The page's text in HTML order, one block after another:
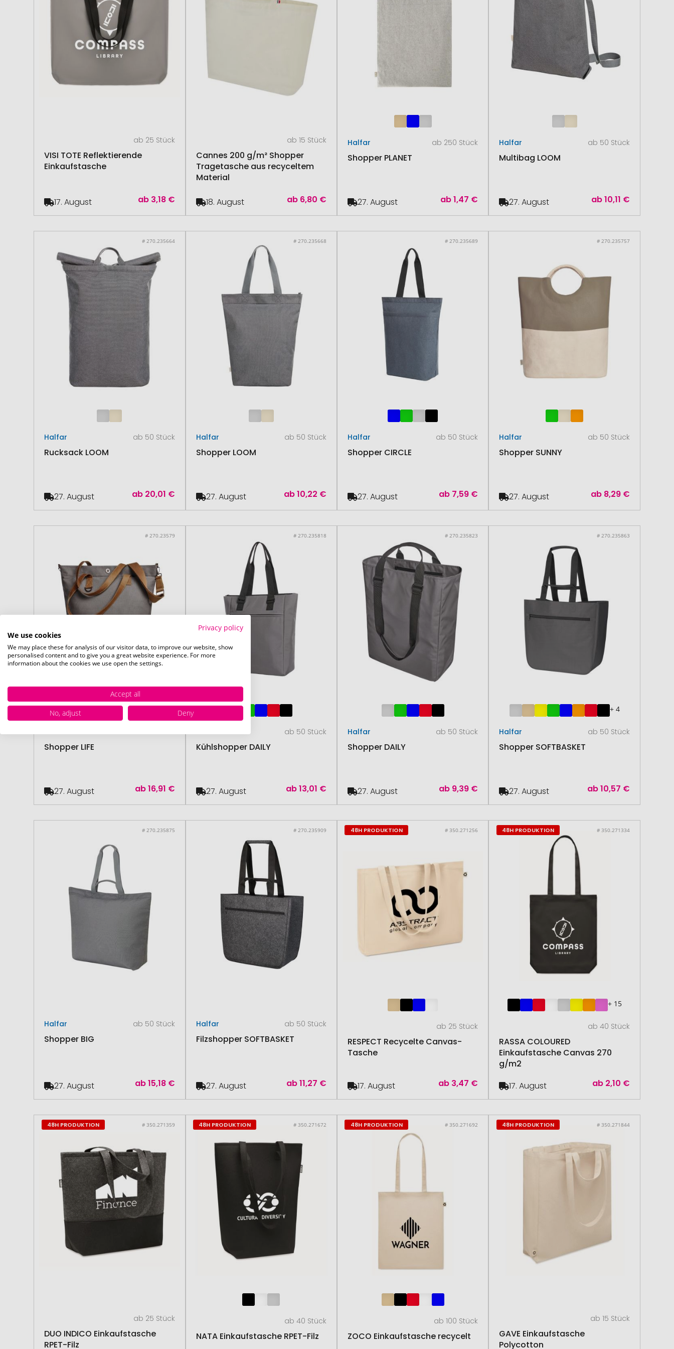
ab 25 Stück
VISI TOTE Reflektierende
Einkaufstasche
ab 3,18 €
17. August
ab 15 Stück
Cannes 200 g/m² Shopper
Tragetasche aus recyceltem
Material
ab 6,80 €
18. August
Halfar ab 250 Stück
Shopper PLANET
ab1,47 €
27. August
Halfar ab 50 Stück
Multibag LOOM
ab10,11 €
27. August
# 270.235664
Halfar ab 50 Stück
Rucksack LOOM
ab 20,01 €
27. August
# 270.235668
Halfar ab 50 Stück
Shopper LOOM
ab10,22 €
27. August
# 270.235689
Halfar ab 50 Stück
Shopper CIRCLE
ab 7,59 €
27. August
# 270.235757
Halfar ab 50 Stück
Shopper SUNNY
ab 8,29 €
27. August
# 270.23579
Halfar ab 50 Stück
Shopper LIFE
ab16,91 €
27. August
# 270.235818
Halfar ab 50 Stück
Kühlshopper DAILY
ab13,01 €
27. August
# 270.235823
Halfar ab 50 Stück
Shopper DAILY
ab 9,39 €
27. August
# 270.235863
+ 4
Halfar ab 50 Stück
Shopper SOFTBASKET
ab10,57 €
27. August
# 270.235875
Halfar ab 50 Stück
Shopper BIG
ab15,18 €
27. August
# 270.235909
Halfar ab 50 Stück
Filzshopper SOFTBASKET
ab11,27 €
27. August
48H PRODUKTION # 350.271256
ab 25 Stück
RESPECT Recycelte Canvas-
Tasche
ab 3,47 €
17. August
48H PRODUKTION # 350.271334
+ 15
ab 40 Stück
RASSA COLOURED
Einkaufstasche Canvas 270
g/m2
ab 2,10 €
17. August
48H PRODUKTION # 350.271359
ab 25 Stück
DUO INDICO Einkaufstasche
RPET-Filz
48H PRODUKTION # 350.271672
ab 40 Stück
NATA Einkaufstasche RPET-Filz
48H PRODUKTION # 350.271692
ab 100 Stück
ZOCO Einkaufstasche recycelt
48H PRODUKTION # 350.271844
ab 15 Stück
GAVE Einkaufstasche
Polycotton
Privacy policy
We use cookies
We may place these for analysis of our visitor data, to improve our website, show
personalised content and to give you a great website experience. For more
information about the cookies we use open the settings.
Accept all
No, adjust
Deny